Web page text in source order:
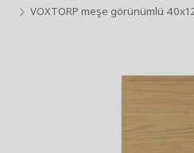
VOXTORP meşe görünümlü